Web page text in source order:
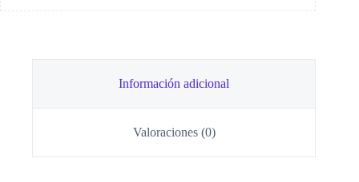
Información adicional
Valoraciones (0)